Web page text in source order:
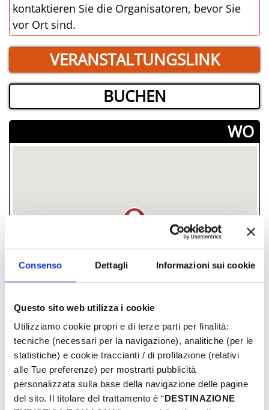
Consenso Dettagli Informazioni sui cookie
Questo sito web utilizza i cookie
Utilizziamo cookie propri e di terze parti per finalità:
tecniche (necessari per la navigazione), analitiche (per le
statistiche) e cookie traccianti / di profilazione (relativi
alle Tue preferenze) per mostrarti pubblicità
personalizzata sulla base della navigazione delle pagine
del sito. Il titolare del trattamento è “DESTINAZIONE
kontaktieren Sie die Organisatoren, bevor Sie
vor Ort sind.
VERANSTALTUNGSLINK
BUCHEN
­WO
fraz. Montescudo, Montescudo-Monte
Colombo, (RN)
­ FREI